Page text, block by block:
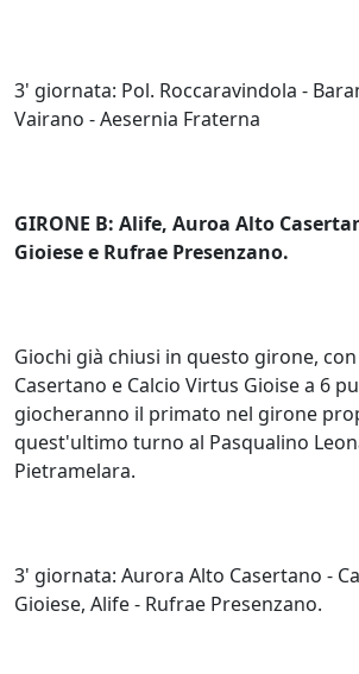
3' giornata: Pol. Roccaravindola -
Vairano - Aesernia Fraterna
GIRONE B: Alife, Auroa Alto
Gioiese e Rufrae Presenzano.
Giochi già chiusi in questo girone,
Casertano e Calcio Virtus Gioise a 6
giocheranno il primato nel girone
quest'ultimo turno al Pasqualino
Pietramelara.
3' giornata: Aurora Alto Casertano -
Gioiese, Alife - Rufrae Presenzano.